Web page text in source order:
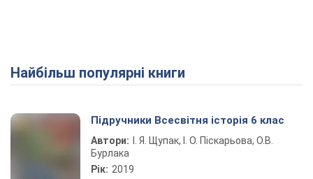
Play Video
Найбільш популярні книги
Підручники Всесвітня історія 6 клас
Автори:
І. Я. Щупак, І. О. Піскарьова, О.В.
Бурлака
Рік: 2019